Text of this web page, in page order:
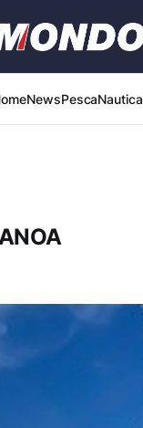
NewsPescaNautica